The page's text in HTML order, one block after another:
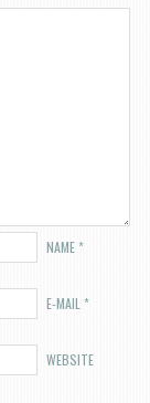
NAME*
E-MAIL *
WEBSITE